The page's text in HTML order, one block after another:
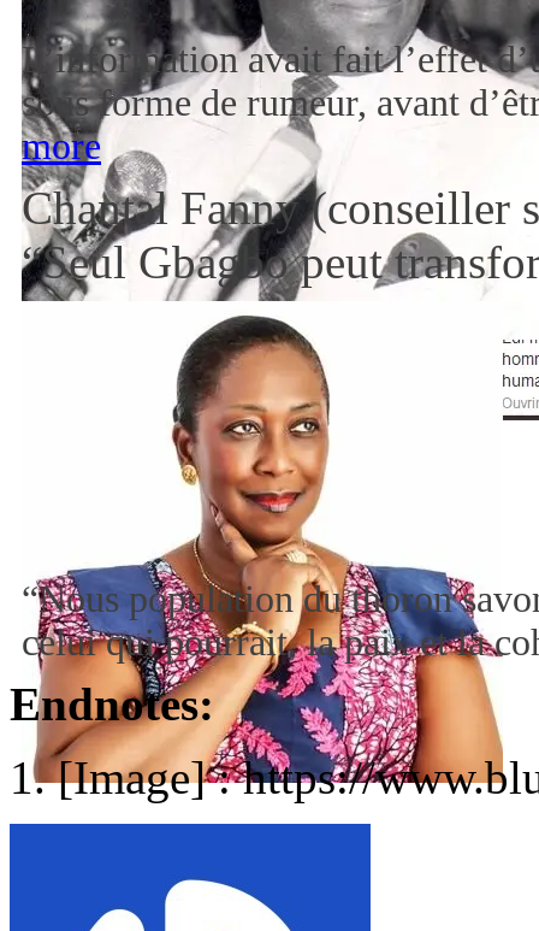
L’information avait fait l’effet
sous forme de rumeur, avant
more
Chantal Fanny (conseiller
“Seul Gbagbo peut
“Nous population du thoron
celui qui pourrait, la paix et la
Endnotes:
[Image] : https://